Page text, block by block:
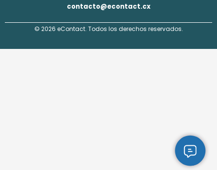
contacto@econtact.cx
© 2026 eContact. Todos los derechos reservados.